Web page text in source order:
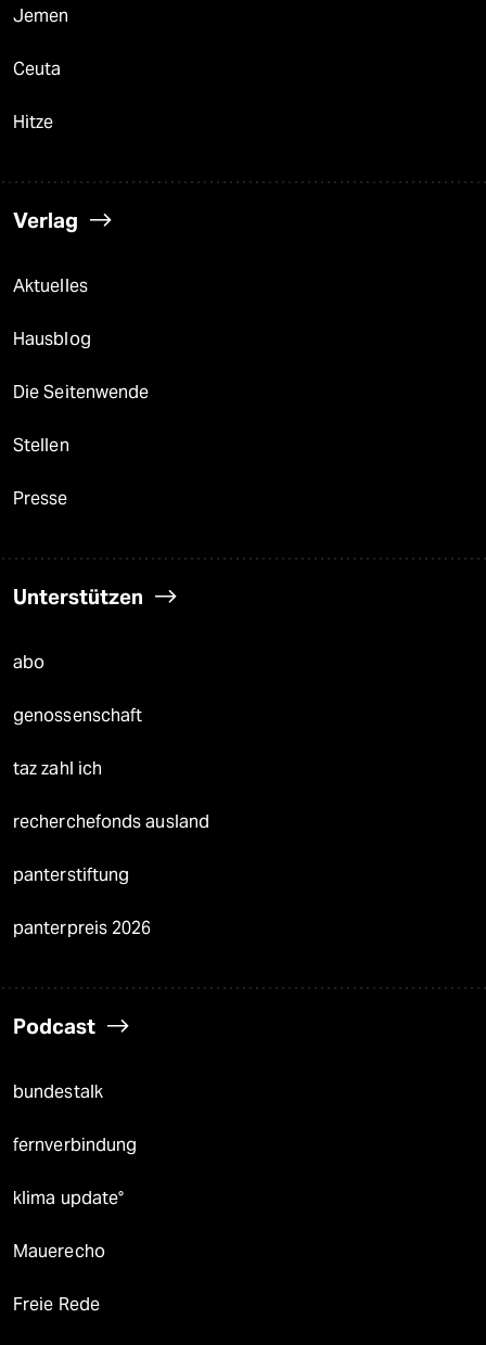
Jemen
Ceuta
Hitze
Verlag
Aktuelles
Hausblog
Die Seitenwende
Stellen
Presse
Unterstützen
abo
genossenschaft
taz zahl ich
recherchefonds ausland
panterstiftung
panterpreis 2026
Podcast
bundestalk
fernverbindung
klima update°
Mauerecho
Freie Rede